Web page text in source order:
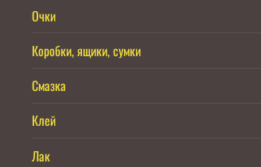
Очки
Коробки, ящики, сумки
Смазка
Клей
Лак